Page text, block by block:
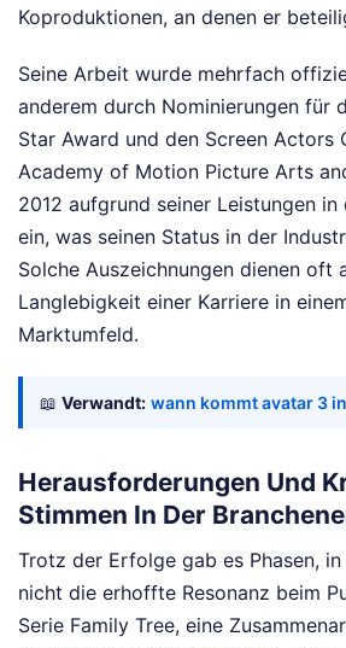
Koproduktionen, an denen er
Seine Arbeit wurde mehrfach
anderem durch Nominierungen für
Star Award und den Screen Actors
Academy of Motion Picture Arts
2012 aufgrund seiner Leistungen
ein, was seinen Status in der
Solche Auszeichnungen dienen oft
Langlebigkeit einer Karriere in
Marktumfeld.
📖 Verwandt: wann kommt avatar 3
Herausforderungen Und
Stimmen In Der
Trotz der Erfolge gab es Phasen,
nicht die erhoffte Resonanz beim
Serie Family Tree, eine